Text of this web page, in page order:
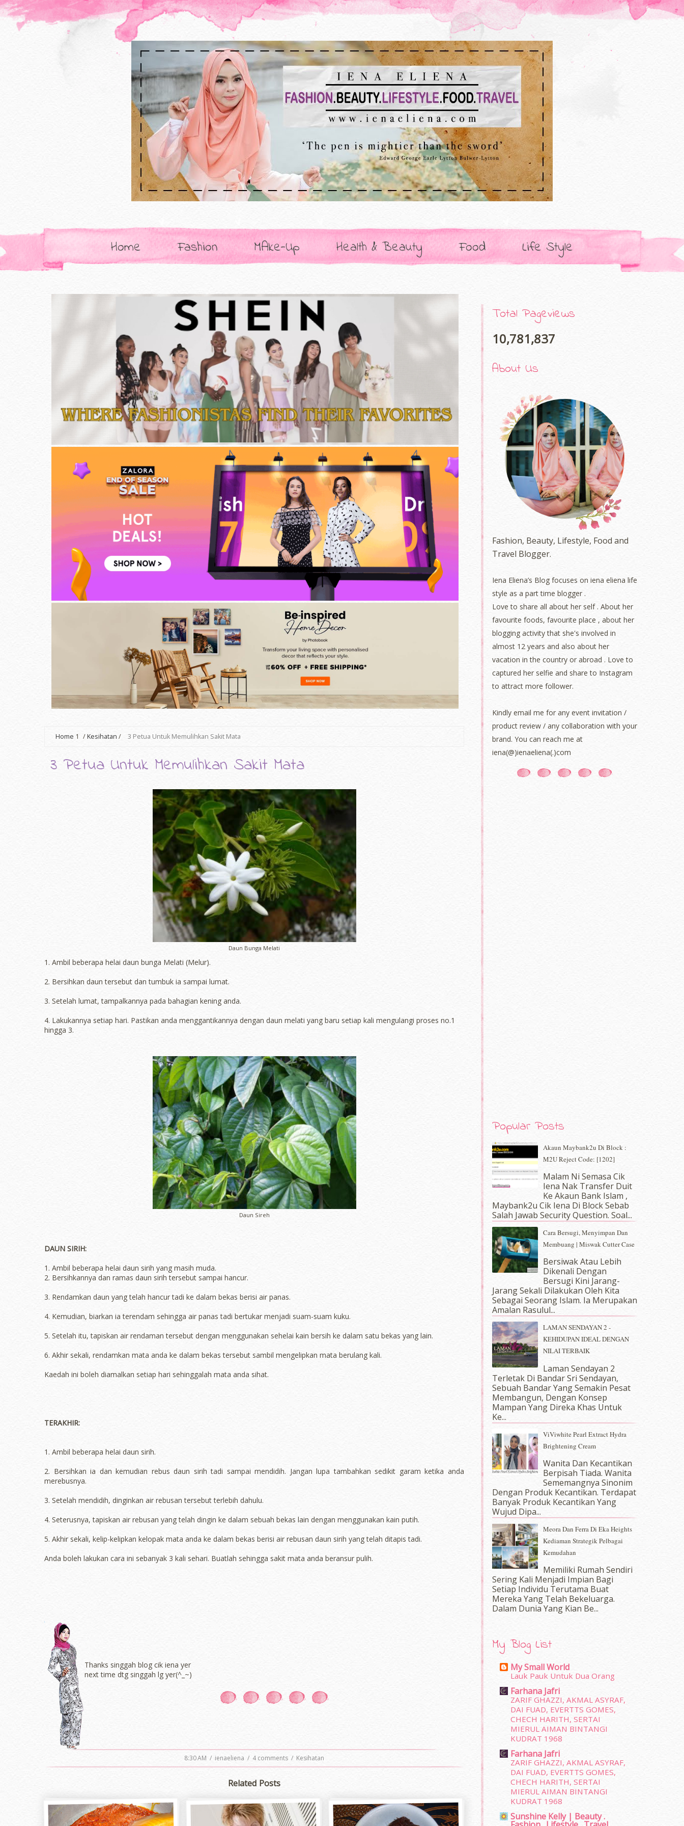
Home Fashion MAke-Up Health & Beauty Food Life Style
Home 1 /Kesihatan / 3 Petua Untuk Memulihkan Sakit Mata
3 Petua Untuk Memulihkan Sakit Mata
Daun Bunga Melati
1. Ambil beberapa helai daun bunga Melati (Melur).
2. Bersihkan daun tersebut dan tumbuk ia sampai lumat.
3. Setelah lumat, tampalkannya pada bahagian kening anda.
4. Lakukannya setiap hari. Pastikan anda menggantikannya dengan daun melati yang baru setiap kali mengulangi proses no.1
hingga 3.
Daun Sireh
DAUN SIRIH:
1. Ambil beberapa helai daun sirih yang masih muda.
2. Bersihkannya dan ramas daun sirih tersebut sampai hancur.
3. Rendamkan daun yang telah hancur tadi ke dalam bekas berisi air panas.
4. Kemudian, biarkan ia terendam sehingga air panas tadi bertukar menjadi suam-suam kuku.
5. Setelah itu, tapiskan air rendaman tersebut dengan menggunakan sehelai kain bersih ke dalam satu bekas yang lain.
6. Akhir sekali, rendamkan mata anda ke dalam bekas tersebut sambil mengelipkan mata berulang kali.
Kaedah ini boleh diamalkan setiap hari sehinggalah mata anda sihat.
TERAKHIR:
1. Ambil beberapa helai daun sirih.
2. Bersihkan ia dan kemudian rebus daun sirih tadi sampai mendidih. Jangan lupa tambahkan sedikit garam ketika anda
merebusnya.
3. Setelah mendidih, dinginkan air rebusan tersebut terlebih dahulu.
4. Seterusnya, tapiskan air rebusan yang telah dingin ke dalam sebuah bekas lain dengan menggunakan kain putih.
5. Akhir sekali, kelip-kelipkan kelopak mata anda ke dalam bekas berisi air rebusan daun sirih yang telah ditapis tadi.
Anda boleh lakukan cara ini sebanyak 3 kali sehari. Buatlah sehingga sakit mata anda beransur pulih.
Thanks singgah blog cik iena yer
next time dtg singgah lg yer(^_~)
8:30 AM / ienaeliena / 4 comments / Kesihatan
Related Posts
Total Pageviews
10,781,837
About Us
Fashion, Beauty, Lifestyle, Food and
Travel Blogger.
Iena Eliena’s Blog focuses on iena eliena life
style as a part time blogger .
Love to share all about her self . About her
favourite foods, favourite place , about her
blogging activity that she's involved in
almost 12 years and also about her
vacation in the country or abroad . Love to
captured her selfie and share to Instagram
to attract more follower.
Kindly email me for any event invitation /
product review / any collaboration with your
brand. You can reach me at
iena(@)ienaeliena(.)com
Popular Posts
Akaun Maybank2u Di Block :
M2U Reject Code: [1202]
Malam Ni Semasa Cik
Iena Nak Transfer Duit
Ke Akaun Bank Islam ,
Maybank2u Cik Iena Di Block Sebab
Salah Jawab Security Question. Soal...
Cara Bersugi, Menyimpan Dan
Membuang | Miswak Cutter Case
Bersiwak Atau Lebih
Dikenali Dengan
Bersugi Kini Jarang-
Jarang Sekali Dilakukan Oleh Kita
Sebagai Seorang Islam. Ia Merupakan
Amalan Rasulul...
LAMAN SENDAYAN 2 -
KEHIDUPAN IDEAL DENGAN
NILAI TERBAIK
Laman Sendayan 2
Terletak Di Bandar Sri Sendayan,
Sebuah Bandar Yang Semakin Pesat
Membangun, Dengan Konsep
Mampan Yang Direka Khas Untuk
Ke...
ViViwhite Pearl Extract Hydra
Brightening Cream
Wanita Dan Kecantikan
Berpisah Tiada. Wanita
Sememangnya Sinonim
Dengan Produk Kecantikan. Terdapat
Banyak Produk Kecantikan Yang
Wujud Dipa...
Meora Dan Ferra Di Eka Heights
Kediaman Strategik Pelbagai
Kemudahan
Memiliki Rumah Sendiri
Sering Kali Menjadi Impian Bagi
Setiap Individu Terutama Buat
Mereka Yang Telah Bekeluarga.
Dalam‍ Dunia Yang Kian Be...
My Blog List
My Small World
Lauk Pauk Untuk Dua Orang
Farhana Jafri
ZARIF GHAZZI, AKMAL ASYRAF,
DAI FUAD, EVERTTS GOMES,
CHECH HARITH, SERTAI
MIERUL AIMAN BINTANGI
KUDRAT 1968
Farhana Jafri
ZARIF GHAZZI, AKMAL ASYRAF,
DAI FUAD, EVERTTS GOMES,
CHECH HARITH, SERTAI
MIERUL AIMAN BINTANGI
KUDRAT 1968
Sunshine Kelly | Beauty .